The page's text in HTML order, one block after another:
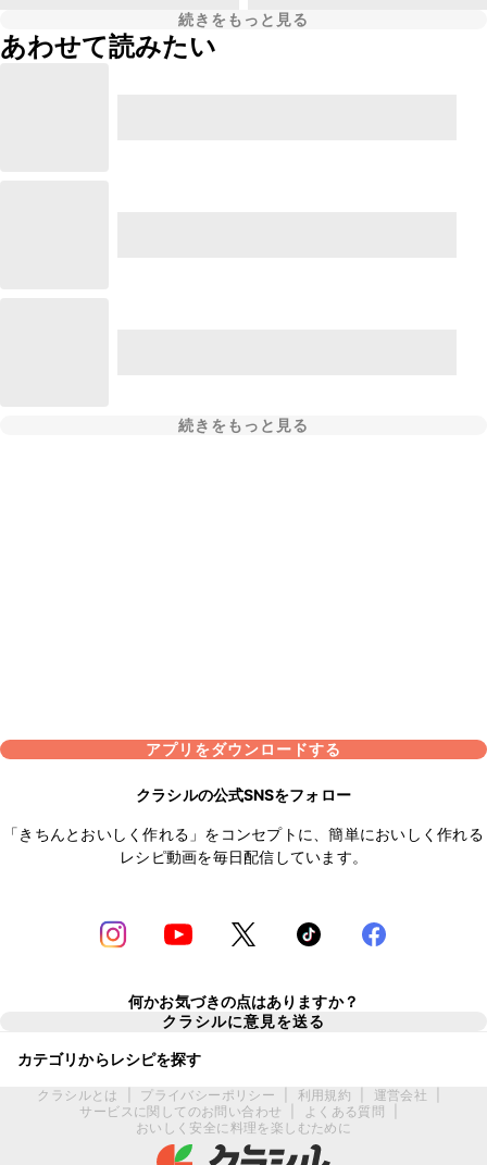
続きをもっと見る
あわせて読みたい
続きをもっと見る
アプリをダウンロードする
クラシルの公式SNSをフォロー
「きちんとおいしく作れる」をコンセプトに、簡単においしく作れる
レシピ動画を毎日配信しています。
何かお気づきの点はありますか？
クラシルに意見を送る
カテゴリからレシピを探す
クラシルとは プライバシーポリシー 利用規約 運営会社
サービスに関してのお問い合わせ
よくある質問
おいしく安全に料理を楽しむために